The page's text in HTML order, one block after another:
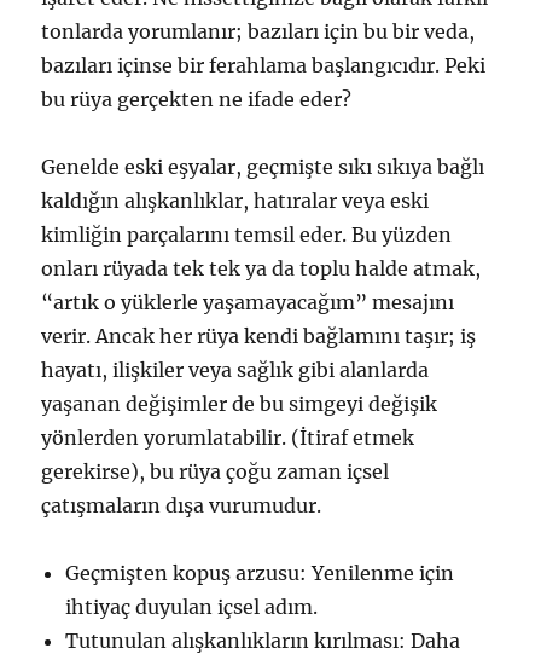
tonlarda yorumlanır; bazıları için bu bir veda,
bazıları içinse bir ferahlama başlangıcıdır. Peki
bu rüya gerçekten ne ifade eder?
Genelde eski eşyalar, geçmişte sıkı sıkıya bağlı
kaldığın alışkanlıklar, hatıralar veya eski
kimliğin parçalarını temsil eder. Bu yüzden
onları rüyada tek tek ya da toplu halde atmak,
“artık o yüklerle yaşamayacağım” mesajını
verir. Ancak her rüya kendi bağlamını taşır; iş
hayatı, ilişkiler veya sağlık gibi alanlarda
yaşanan değişimler de bu simgeyi değişik
yönlerden yorumlatabilir. (İtiraf etmek
gerekirse), bu rüya çoğu zaman içsel
çatışmaların dışa vurumudur.
Geçmişten kopuş arzusu: Yenilenme için
ihtiyaç duyulan içsel adım.
Tutunulan alışkanlıkların kırılması: Daha